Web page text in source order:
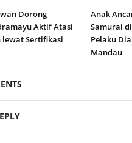
Dorong
Aktif Atasi
lewat Sertifikasi
Anak
Samurai
Pelaku
Mandau